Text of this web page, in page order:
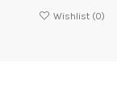
Wishlist (0)